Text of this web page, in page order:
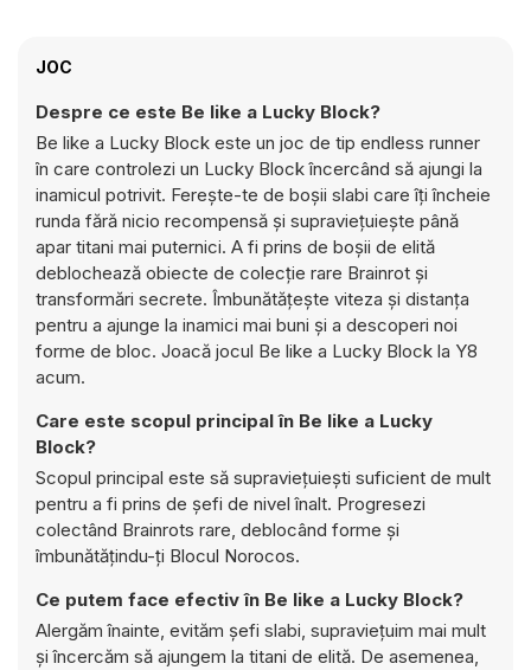
JOC
Despre ce este Be like a Lucky Block?
Be like a Lucky Block este un joc de tip endless runner
în care controlezi un Lucky Block încercând să ajungi la
inamicul potrivit. Ferește-te de boșii slabi care îți încheie
runda fără nicio recompensă și supraviețuiește până
apar titani mai puternici. A fi prins de boșii de elită
deblochează obiecte de colecție rare Brainrot și
transformări secrete. Îmbunătățește viteza și distanța
pentru a ajunge la inamici mai buni și a descoperi noi
forme de bloc. Joacă jocul Be like a Lucky Block la Y8
acum.
Care este scopul principal în Be like a Lucky
Block?
Scopul principal este să supraviețuiești suficient de mult
pentru a fi prins de șefi de nivel înalt. Progresezi
colectând Brainrots rare, deblocând forme și
îmbunătățindu-ți Blocul Norocos.
Ce putem face efectiv în Be like a Lucky Block?
Alergăm înainte, evităm șefi slabi, supraviețuim mai mult
și încercăm să ajungem la titani de elită. De asemenea,